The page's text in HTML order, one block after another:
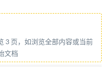
ISO ISO2018
3 页，如浏览全部内容或当前
文档